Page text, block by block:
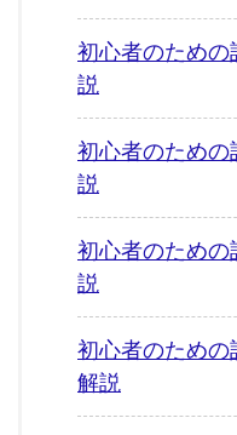
初心者のため
説
初心者のため
説
初心者のため
説
初心者のため
解説